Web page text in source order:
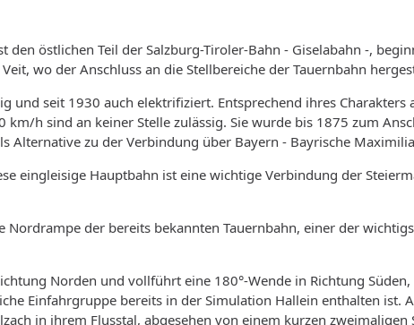
den östlichen Teil der Salzburg-Tiroler-Bahn - Giselabahn -,
wo der Anschluss an die Stellbereiche der Tauernbahn
und seit 1930 auch elektrifiziert. Entsprechend ihres Charakters
h sind an keiner Stelle zulässig. Sie wurde bis 1875 zum
Alternative zu der Verbindung über Bayern - Bayrische
eingleisige Hauptbahn ist eine wichtige Verbindung der
Nordrampe der bereits bekannten Tauernbahn, einer der
Norden und vollführt eine 180°-Wende in Richtung
Einfahrgruppe bereits in der Simulation Hallein enthalten ist.
in ihrem Flusstal, abgesehen von einem kurzen zweimaligen